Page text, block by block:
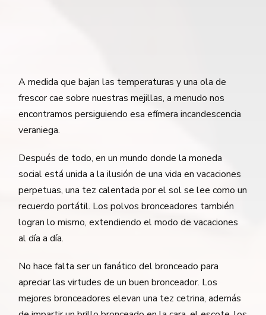
A medida que bajan las temperaturas y una ola de
frescor cae sobre nuestras mejillas, a menudo nos
encontramos persiguiendo esa efímera incandescencia
veraniega.
Después de todo, en un mundo donde la moneda
social está unida a la ilusión de una vida en vacaciones
perpetuas, una tez calentada por el sol se lee como un
recuerdo portátil. Los polvos bronceadores también
logran lo mismo, extendiendo el modo de vacaciones
al día a día.
No hace falta ser un fanático del bronceado para
apreciar las virtudes de un buen bronceador. Los
mejores bronceadores elevan una tez cetrina, además